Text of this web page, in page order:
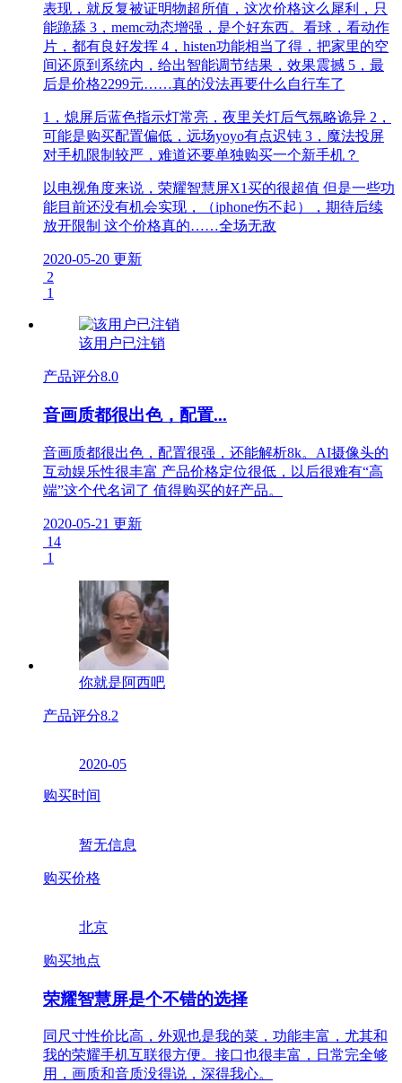
表现，就反复被证明物超所值，这次价格这么犀利，只
能跪舔 3，memc动态增强，是个好东西。看球，看动作
片，都有良好发挥 4，histen功能相当了得，把家里的空
间还原到系统内，给出智能调节结果，效果震撼 5，最
后是价格2299元……真的没法再要什么自行车了
1，熄屏后蓝色指示灯常亮，夜里关灯后气氛略诡异 2，
可能是购买配置偏低，远场yoyo有点迟钝 3，魔法投屏
对手机限制较严，难道还要单独购买一个新手机？
以电视角度来说，荣耀智慧屏X1买的很超值 但是一些功
能目前还没有机会实现，（iphone伤不起），期待后续
放开限制 这个价格真的……全场无敌
2020-05-20 更新
2
1
该用户已注销
产品评分8.0
音画质都很出色，配置...
音画质都很出色，配置很强，还能解析8k。AI摄像头的
互动娱乐性很丰富 产品价格定位很低，以后很难有“高
端”这个代名词了 值得购买的好产品。
2020-05-21 更新
14
1
你就是阿西吧
产品评分8.2
2020-05
购买时间
暂无信息
购买价格
北京
购买地点
荣耀智慧屏是个不错的选择
同尺寸性价比高，外观也是我的菜，功能丰富，尤其和
我的荣耀手机互联很方便。接口也很丰富，日常完全够
用，画质和音质没得说，深得我心。